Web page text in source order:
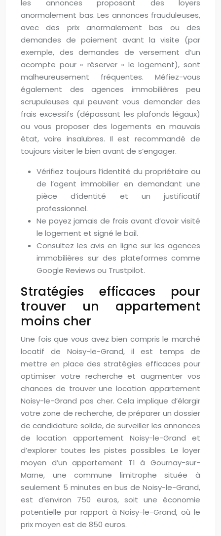
les annonces proposant des loyers
anormalement bas. Les annonces frauduleuses,
avec des prix anormalement bas ou des
demandes de paiement avant la visite (par
exemple, des demandes de versement d’un
acompte pour « réserver » le logement), sont
malheureusement fréquentes. Méfiez-vous
également des agences immobilières peu
scrupuleuses qui peuvent vous demander des
frais excessifs (dépassant les plafonds légaux)
ou vous proposer des logements en mauvais
état, voire insalubres. Il est recommandé de
toujours visiter le bien avant de s’engager.
Vérifiez toujours l’identité du propriétaire ou
de l’agent immobilier en demandant une
pièce d’identité et un justificatif
professionnel.
Ne payez jamais de frais avant d’avoir visité
le logement et signé le bail.
Consultez les avis en ligne sur les agences
immobilières sur des plateformes comme
Google Reviews ou Trustpilot.
Stratégies efficaces pour
trouver un appartement
moins cher
Une fois que vous avez bien compris le marché
locatif de Noisy-le-Grand, il est temps de
mettre en place des stratégies efficaces pour
optimiser votre recherche et augmenter vos
chances de trouver une location appartement
Noisy-le-Grand pas cher. Cela implique d’élargir
votre zone de recherche, de préparer un dossier
de candidature solide, de surveiller les annonces
de location appartement Noisy-le-Grand et
d’explorer toutes les pistes possibles. Le loyer
moyen d’un appartement T1 à Gournay-sur-
Marne, une commune limitrophe située à
seulement 5 minutes en bus de Noisy-le-Grand,
est d’environ 750 euros, soit une économie
potentielle par rapport à Noisy-le-Grand, où le
prix moyen est de 850 euros.